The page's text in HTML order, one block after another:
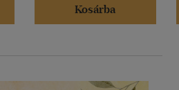
Kosárba